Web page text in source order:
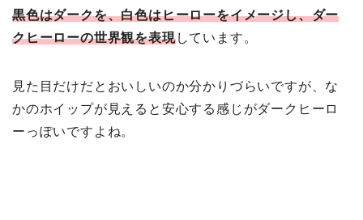
黒色はダークを、白色はヒーローをイメージし、ダー
クヒーローの世界観を表現しています。
見た目だけだとおいしいのか分かりづらいですが、な
かのホイップが見えると安心する感じがダークヒーロ
ーっぽいですよね。